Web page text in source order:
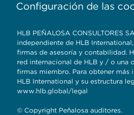
Configuración de las
HLB PEÑALOSA CONSULTORES
independiente de HLB
firmas de asesoría y contabilidad.
red internacional de HLB y / o una
firmas miembro. Para obtener más
HLB International y su estructura
www.hlb.global/legal
© Copyright Peñalosa auditores.